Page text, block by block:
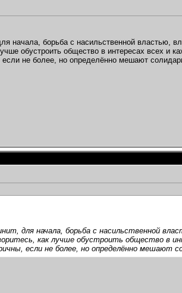
начала, борьба с насильственной властью,
обустроить общество в интересах всех и
не более, но определённо мешают
для начала, борьба с насильственной
как лучше обустроить общество в
если не более, но определённо мешают